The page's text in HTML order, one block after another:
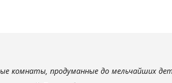
комнаты, продуманные до мельчайших